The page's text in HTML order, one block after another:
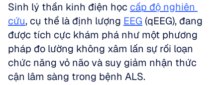
Sinh lý thần kinh điện học cấp độ nghiên
cứu, cụ thể là định lượng EEG (qEEG), đang
được tích cực khám phá như một phương
pháp đo lường không xâm lấn sự rối loạn
chức năng vỏ não và suy giảm nhận thức
cận lâm sàng trong bệnh ALS.